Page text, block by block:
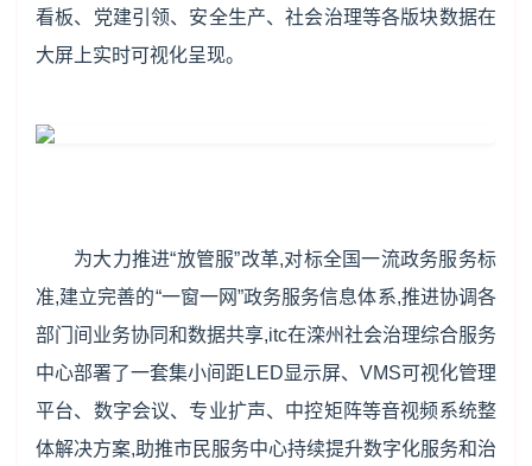
看板、党建引领、安全生产、社会治理等各版块数据在
大屏上实时可视化呈现。
为大力推进“放管服”改革,对标全国一流政务服务标
准,建立完善的“一窗一网”政务服务信息体系,推进协调各
部门间业务协同和数据共享,itc在滦州社会治理综合服务
中心部署了一套集小间距LED显示屏、VMS可视化管理
平台、数字会议、专业扩声、中控矩阵等音视频系统整
体解决方案,助推市民服务中心持续提升数字化服务和治